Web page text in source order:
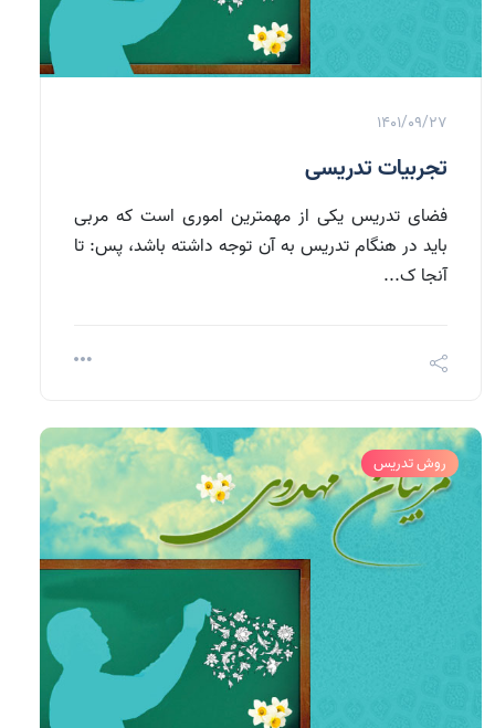
1401/09/27
تجربیات تدریسی
فضای تدریس یکی از مهمترین اموری است که مربی
باید در هنگام تدریس به آن توجه داشته باشد، پس: تا
آنجا ک...
روش تدریس